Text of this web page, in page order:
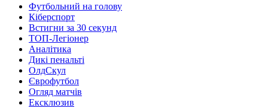
Футбольний на голову
Кіберспорт
Встигни за 30 секунд
ТОП-Легіонер
Аналітика
Дикі пенальті
ОлдСкул
Єврофутбол
Огляд матчів
Ексклюзив